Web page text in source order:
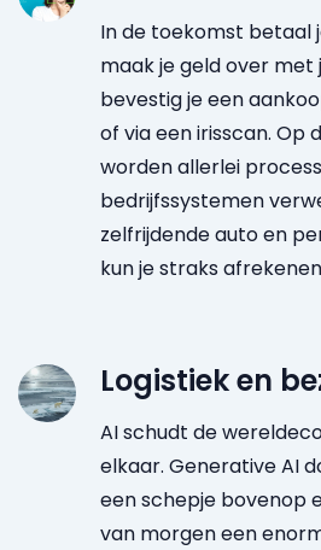
In de toekomst betaal
maak je geld over met
bevestig je een
of via een irisscan. Op
worden allerlei
bedrijfssystemen
zelfrijdende auto en
kun je straks
Logistiek en
AI schudt de
elkaar. Generative AI
een schepje bovenop
van morgen een